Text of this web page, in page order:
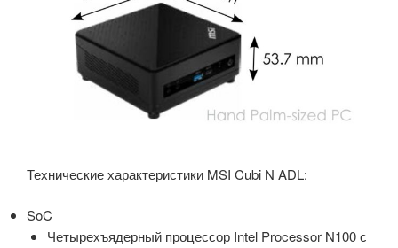
Технические характеристики MSI Cubi N ADL:
SoC
Четырехъядерный процессор Intel Processor N100 с